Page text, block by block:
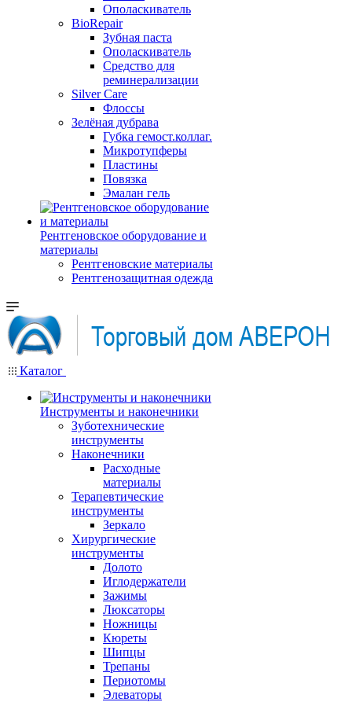
Ополаскиватель
BioRepair
Зубная паста
Ополаскиватель
Средство для
реминерализации
Silver Care
Флоссы
Зелёная дубрава
Губка гемост.коллаг.
Микротупферы
Пластины
Повязка
Эмалан гель
Рентгеновское оборудование и
материалы
Рентгеновские материалы
Рентгенозащитная одежда
Каталог
Инструменты и наконечники
Зуботехнические
инструменты
Наконечники
Расходные
материалы
Терапевтические
инструменты
Зеркало
Хирургические
инструменты
Долото
Иглодержатели
Зажимы
Люксаторы
Ножницы
Кюреты
Шипцы
Трепаны
Периотомы
Элеваторы